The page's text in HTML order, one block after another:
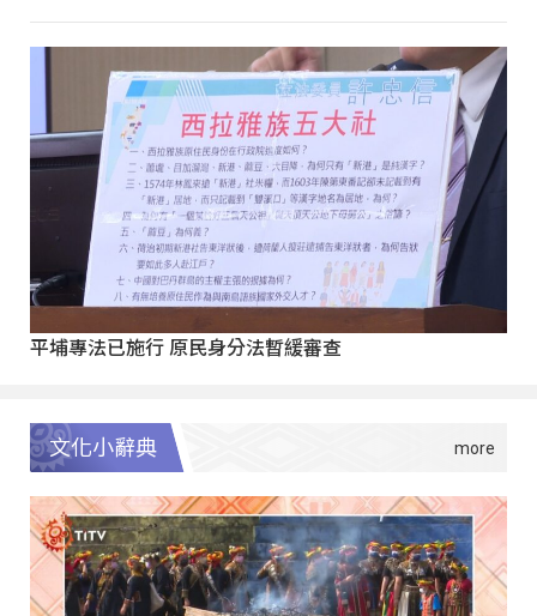
平埔專法已施行 原民身分法暫緩審查
文化小辭典